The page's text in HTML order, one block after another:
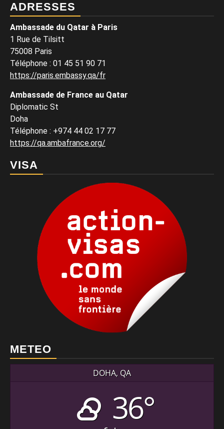
ADRESSES
Ambassade du Qatar à Paris
1 Rue de Tilsitt
75008 Paris
Téléphone : 01 45 51 90 71
https://paris.embassy.qa/fr
Ambassade de France au Qatar
Diplomatic St
Doha
Téléphone : +974 44 02 17 77
https://qa.ambafrance.org/
VISA
METEO
DOHA, QA
36°